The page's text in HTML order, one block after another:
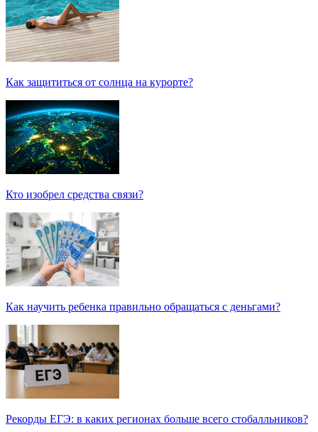
Как защититься от солнца на курорте?
Кто изобрел средства связи?
Как научить ребенка правильно обращаться с деньгами?
Рекорды ЕГЭ: в каких регионах больше всего стобалльников?